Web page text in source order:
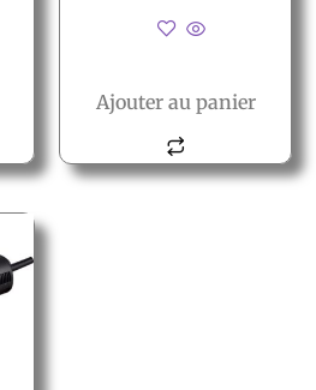
Ajouter au panier